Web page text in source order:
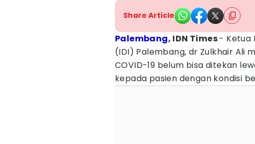
Share Article
Palembang, IDN Times- Ketua
(IDI) Palembang, dr Zulkhair Ali
COVID-19 belum bisa ditekan
kepada pasien dengan kondisi